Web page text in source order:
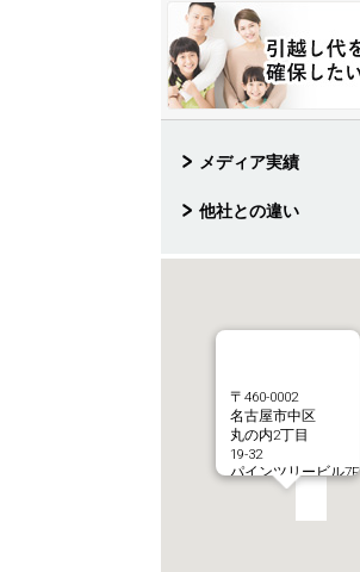
メディア実績
他社との違い
〒460-0002
名古屋市中区
丸の内2丁目
19-32
パインツリービル7F